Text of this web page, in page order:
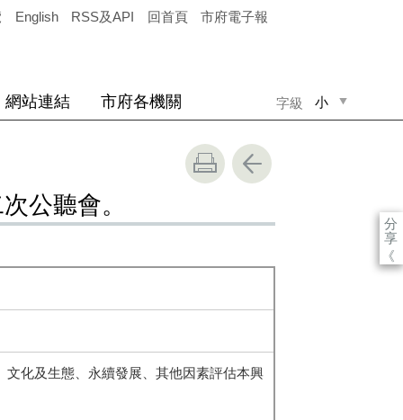
English RSS及API 回首頁 市府電子報
字級 小
網站連結 市府各機關
分
享
《
公聽會。
化及生態、永續發展、其他因素評估本興